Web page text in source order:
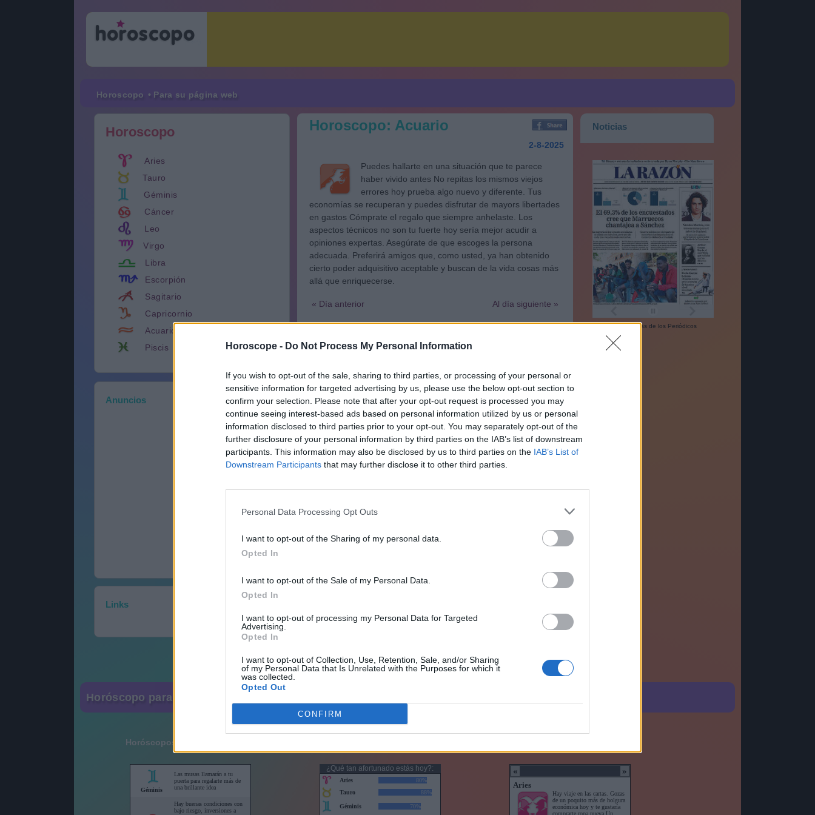
Horoscope - Do Not Process My Personal Information
If you wish to opt-out of the sale, sharing to third parties, or processing of your personal or
sensitive information for targeted advertising by us, please use the below opt-out section to
confirm your selection. Please note that after your opt-out request is processed you may
continue seeing interest-based ads based on personal information utilized by us or personal
information disclosed to third parties prior to your opt-out. You may separately opt-out of the
further disclosure of your personal information by third parties on the IAB’s list of downstream
participants. This information may also be disclosed by us to third parties on the IAB’s List of
Downstream Participants that may further disclose it to other third parties.
Personal Data Processing Opt Outs
I want to opt-out of the Sharing of my personal data.
Opted In
I want to opt-out of the Sale of my Personal Data.
Opted In
I want to opt-out of processing my Personal Data for Targeted
Advertising.
Opted In
I want to opt-out of Collection, Use, Retention, Sale, and/or Sharing
of my Personal Data that Is Unrelated with the Purposes for which it
was collected.
Opted Out
CONFIRM
Horoscopo • Para su página web
Horoscopo
Aries
Tauro
Géminis
Cáncer
Leo
Virgo
Libra
Escorpión
Sagitario
Capricornio
Acuario
Piscis
Anuncios
Links
Horoscopo: Acuario
2-8-2025
Puedes hallarte en una situación que te parece
haber vivido antes No repitas los mismos viejos
errores hoy prueba algo nuevo y diferente. Tus
economías se recuperan y puedes disfrutar de mayors libertades
en gastos Cómprate el regalo que siempre anhelaste. Los
aspectos técnicos no son tu fuerte hoy sería mejor acudir a
opiniones expertas. Asegúrate de que escoges la persona
adecuada. Preferirá amigos que, como usted, ya han obtenido
cierto poder adquisitivo aceptable y buscan de la vida cosas más
allá que enriquecerse.
« Día anterior Al día siguiente »
Financieramente
99%
Relaciones
Noticias
LasPortadas de los Periódicos
Horóscopo para su sitio web
Horóscopos cortos
¿Qué tan afortunado estás hoy?: